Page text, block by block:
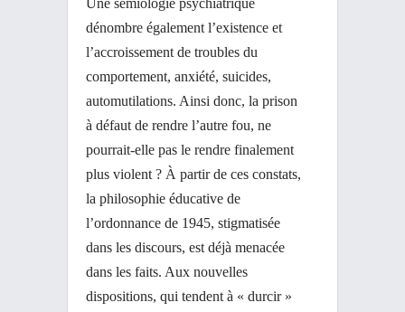
Une sémiologie psychiatrique
dénombre également l’existence et
l’accroissement de troubles du
comportement, anxiété, suicides,
automutilations. Ainsi donc, la prison
à défaut de rendre l’autre fou, ne
pourrait-elle pas le rendre finalement
plus violent ? À partir de ces constats,
la philosophie éducative de
l’ordonnance de 1945, stigmatisée
dans les discours, est déjà menacée
dans les faits. Aux nouvelles
dispositions, qui tendent à « durcir »